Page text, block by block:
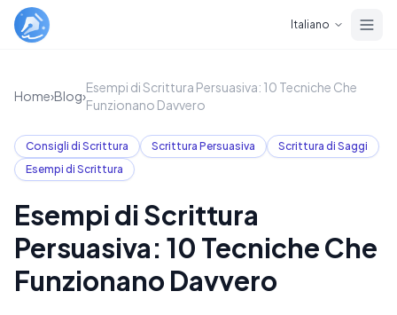
Italiano
Home›Blog›
Esempi di Scrittura Persuasiva: 10 Tecniche Che
Funzionano Davvero
Consigli di Scrittura Scrittura Persuasiva
Scrittura di Saggi
Esempi di Scrittura
Esempi di Scrittura
Persuasiva: 10 Tecniche Che
Funzionano Davvero